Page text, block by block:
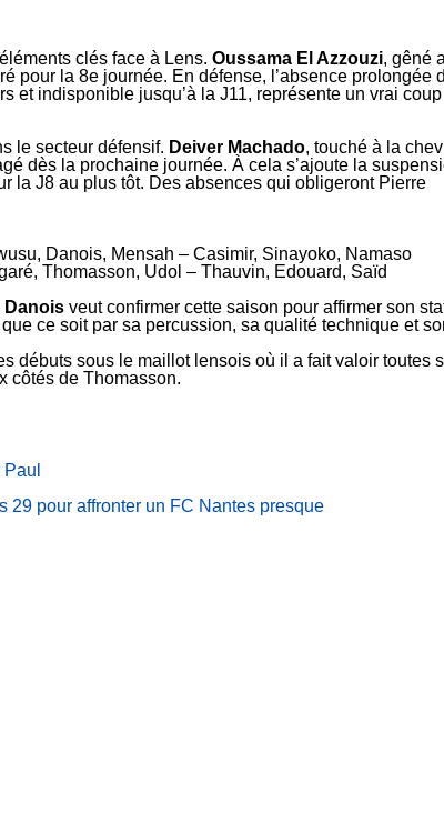
clés face à Lens. Oussama El Azzouzi, gêné
pour la 8e journée. En défense, l’absence prolongée
et indisponible jusqu’à la J11, représente un vrai coup
le secteur défensif. Deiver Machado, touché à la
dès la prochaine journée. À cela s’ajoute la
la J8 au plus tôt. Des absences qui obligeront Pierre
Danois, Mensah – Casimir, Sinayoko, Namaso
Thomasson, Udol – Thauvin, Edouard, Saïd
Danois veut confirmer cette saison pour affirmer son
ce soit par sa percussion, sa qualité technique et
débuts sous le maillot lensois où il a fait valoir toutes
côtés de Thomasson.
29 pour affronter un FC Nantes presque